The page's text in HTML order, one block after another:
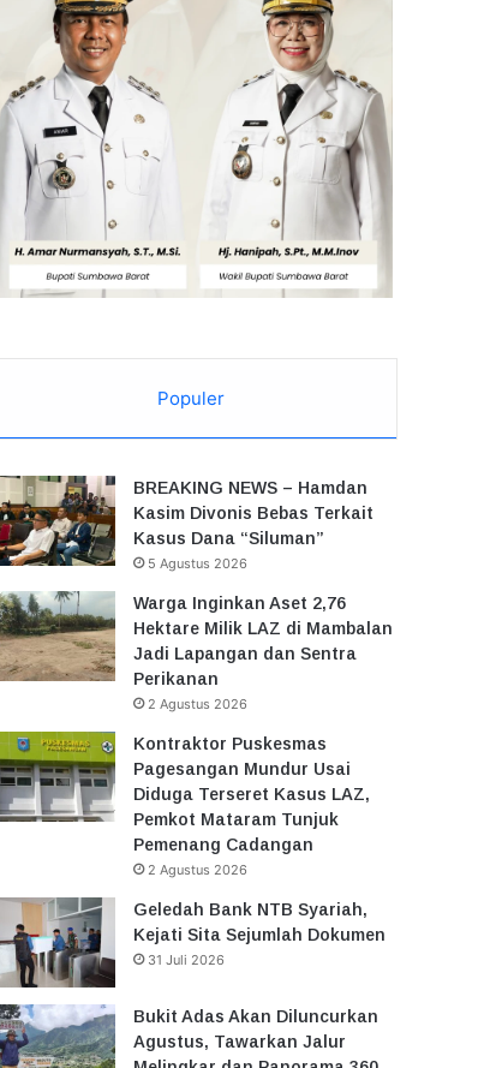
Populer
BREAKING NEWS – Hamdan
Kasim Divonis Bebas Terkait
Kasus Dana “Siluman”
5 Agustus 2026
Warga Inginkan Aset 2,76
Hektare Milik LAZ di Mambalan
Jadi Lapangan dan Sentra
Perikanan
2 Agustus 2026
Kontraktor Puskesmas
Pagesangan Mundur Usai
Diduga Terseret Kasus LAZ,
Pemkot Mataram Tunjuk
Pemenang Cadangan
2 Agustus 2026
Geledah Bank NTB Syariah,
Kejati Sita Sejumlah Dokumen
31 Juli 2026
Bukit Adas Akan Diluncurkan
Agustus, Tawarkan Jalur